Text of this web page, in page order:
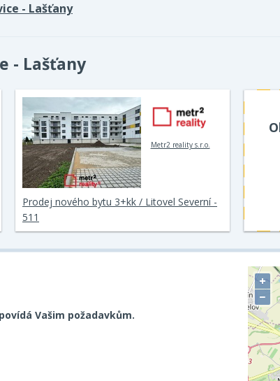
- Lašťany
- Lašťany
Metr2 reality s.r.o.
Prodej nového bytu 3+kk / Litovel Severní -
511
Vašim požadavkům.
+
−